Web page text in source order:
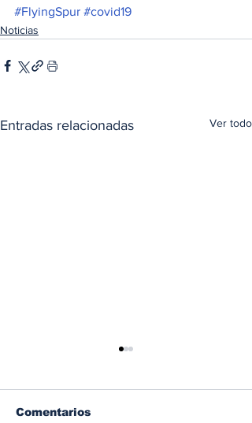
#FlyingSpur #covid19
Noticias
Entradas relacionadas Ver todo
Comentarios